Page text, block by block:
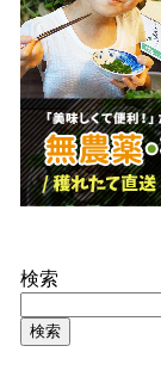
検索
検索